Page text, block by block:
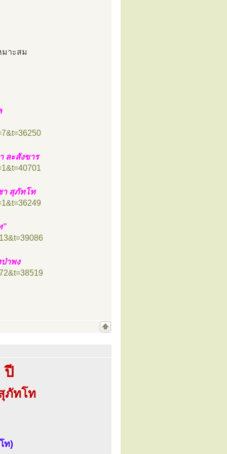
มาะสม
ละสังขาร
า สุภัทโท
”
าพง
ปี
ภัทโท
ท)